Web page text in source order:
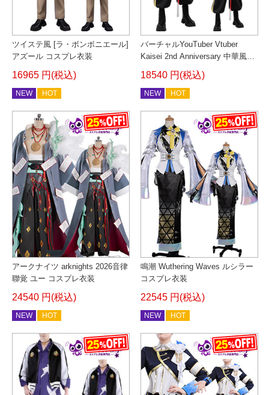
ツイステ風 [ラ・ボンボニエール]
アズール コスプレ衣装
16965 円(税込)
NEW HOT
バーチャルYouTuber Vtuber
Kaisei 2nd Anniversary 中華風衣
装 コスプレ衣装
18540 円(税込)
NEW HOT
アークナイツ arknights 2026音律
聯覚 ユー コスプレ衣装
24540 円(税込)
NEW HOT
鳴潮 Wuthering Waves ルシラー
コスプレ衣装
22545 円(税込)
NEW HOT